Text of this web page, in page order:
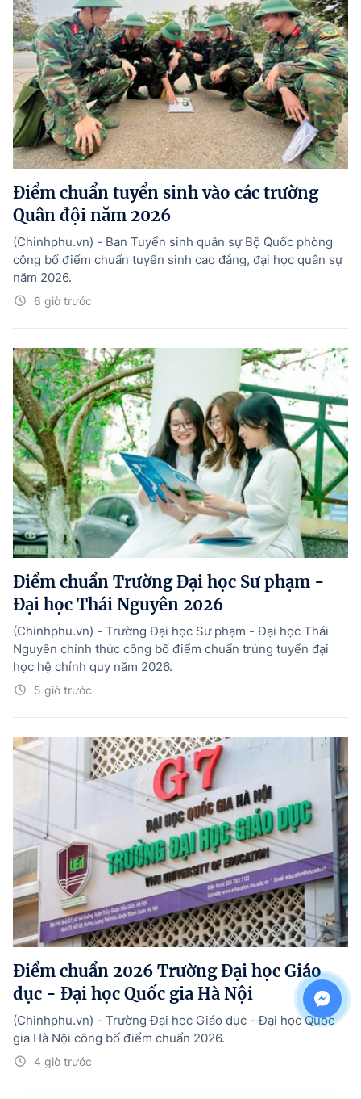
Điểm chuẩn tuyển sinh vào các trường
Quân đội năm 2026
6 giờ trước
(Chinhphu.vn) - Ban Tuyển sinh quân sự Bộ Quốc phòng
công bố điểm chuẩn tuyển sinh cao đẳng, đại học quân sự
năm 2026.
Điểm chuẩn Trường Đại học Sư phạm -
Đại học Thái Nguyên 2026
5 giờ trước
(Chinhphu.vn) - Trường Đại học Sư phạm - Đại học Thái
Nguyên chính thức công bố điểm chuẩn trúng tuyển đại
học hệ chính quy năm 2026.
Điểm chuẩn 2026 Trường Đại học Giáo
dục - Đại học Quốc gia Hà Nội
4 giờ trước
(Chinhphu.vn) - Trường Đại học Giáo dục - Đại học Quốc
gia Hà Nội công bố điểm chuẩn 2026.